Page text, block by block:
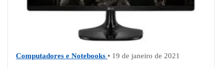
Computadores e Notebooks • 19 de janeiro de 2021